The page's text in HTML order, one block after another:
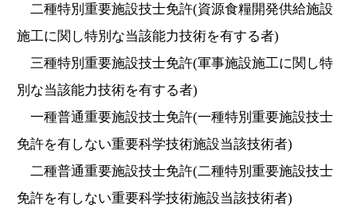
二種特別重要施設技士免許(資源食糧開発供給施設
施工に関し特別な当該能力技術を有する者)
三種特別重要施設技士免許(軍事施設施工に関し特
別な当該能力技術を有する者)
一種普通重要施設技士免許(一種特別重要施設技士
免許を有しない重要科学技術施設当該技術者)
二種普通重要施設技士免許(二種特別重要施設技士
免許を有しない重要科学技術施設当該技術者)